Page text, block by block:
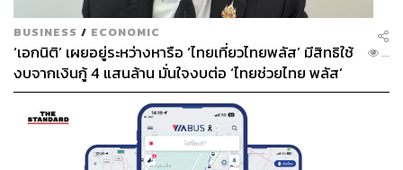
BUSINESS / ECONOMIC
‘เอกนิติ’ เผยอยู่ระหว่างหารือ ‘ไทยเที่ยวไทยพลัส’ มีสิทธิใช้
งบจากเงินกู้ 4 แสนล้าน มั่นใจงบต่อ ‘ไทยช่วยไทย พลัส’
เฟส 2 มีเพียงพอ
...